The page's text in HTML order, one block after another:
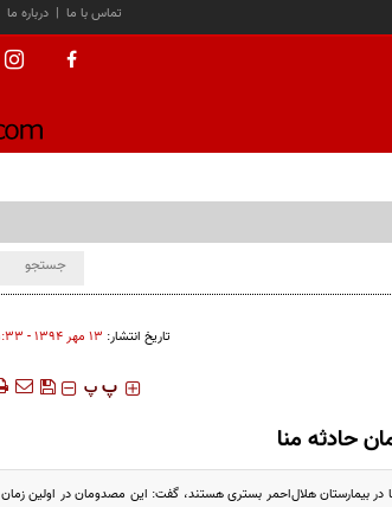
درباره ما | تماس با ما
تاریخ انتشار: ۱۳ مهر ۱۳۹۴ - ۱۵:۳۳
‍‍‍ پ پ
حادثه منا
بیمارستان هلال‌احمر بستری هستند، گفت: این مصدومان در اولین زمان